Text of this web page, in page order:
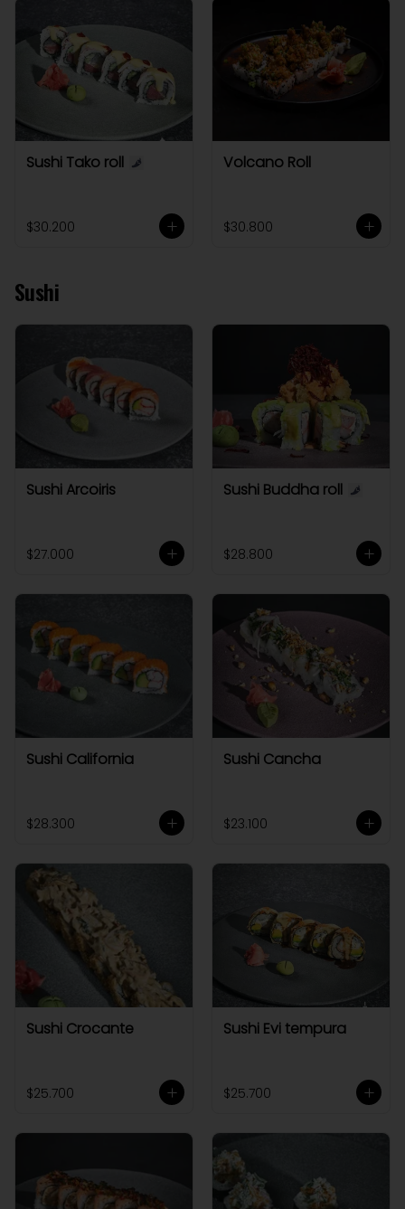
Sushi Tako roll
$30.200
Volcano Roll
$30.800
Sushi
Sushi Arcoiris
$27.000
Sushi Buddha roll
$28.800
Sushi California
$28.300
Sushi Cancha
$23.100
Sushi Crocante
$25.700
Sushi Evi tempura
$25.700